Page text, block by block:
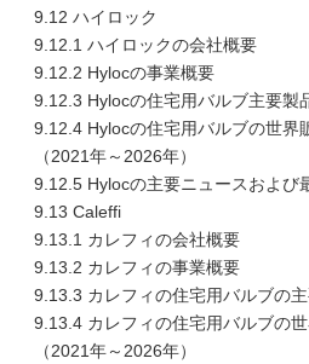
9.12 ハイロック
9.12.1 ハイロックの会社概要
9.12.2 Hylocの事業概要
9.12.3 Hylocの住宅用バルブ主要製
9.12.4 Hylocの住宅用バルブの世界
（2021年～2026年）
9.12.5 Hylocの主要ニュースおよび
9.13 Caleffi
9.13.1 カレフィの会社概要
9.13.2 カレフィの事業概要
9.13.3 カレフィの住宅用バルブの
9.13.4 カレフィの住宅用バルブの
（2021年～2026年）